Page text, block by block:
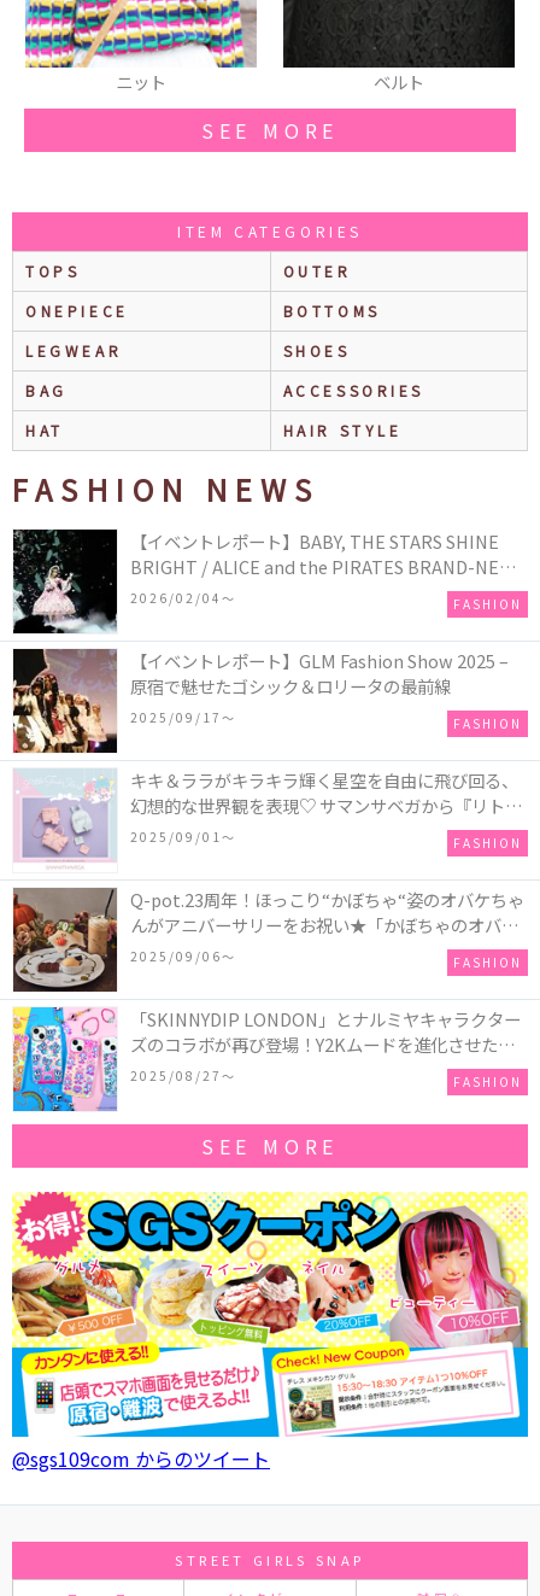
ベルト スニーカー
SEE MORE
ITEM CATEGORIES
TOPS
OUTER
ONEPIECE
BOTTOMS
LEGWEAR
SHOES
BAG
ACCESSORIES
HAT
HAIR STYLE
FASHION NEWS
【イベントレポート】BABY, THE STARS SHINE
BRIGHT / ALICE and the PIRATES BRAND-NEW
COLLECTION in TOKYO
2026/02/04〜 FASHION
【イベントレポート】GLM Fashion Show 2025 –
原宿で魅せたゴシック＆ロリータの最前線
2025/09/17〜 FASHION
キキ＆ララがキラキラ輝く星空を自由に飛び回る、
幻想的な世界観を表現♡ サマンサベガから『リトル
ツインスターズ』50周年アニバーサリーイヤー』を
2025/09/01〜 FASHION
Q-pot.23周年！ほっこり“かぼちゃ“姿のオバケちゃ
んがアニバーサリーをお祝い★「かぼちゃのオバケ
ーキアクセサリー」が新発売！Q-pot CAFE.では
「かぼちゃのオバケーキプレート」も登場
2025/09/06〜 FASHION
「SKINNYDIP LONDON」とナルミヤキャラクター
ズのコラボが再び登場！Y2Kムードを進化させた新
作コレクションを発売♪
2025/08/27〜 FASHION
SEE MORE
@sgs109com からのツイート
STREET GIRLS SNAP